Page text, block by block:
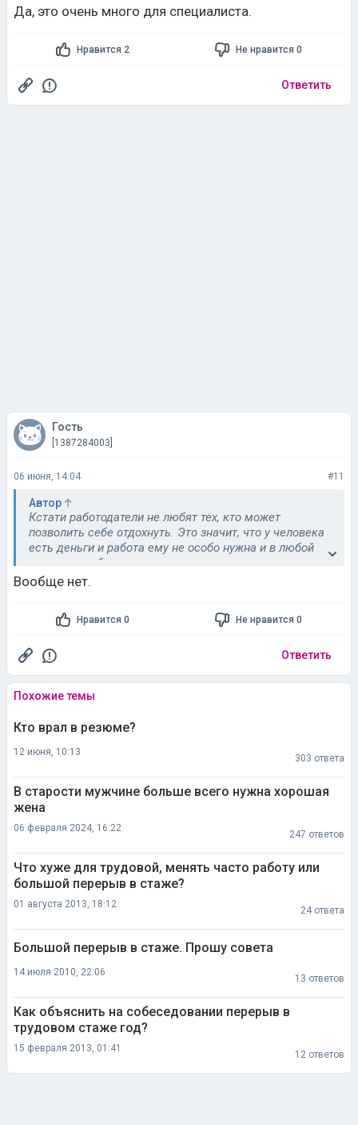
Да, это очень много для специалиста.
Нравится 2 Не нравится 0
Ответить
Гость
[1387284003]
06 июня, 14:04 #11
Автор
Кстати работодатели не любят тех, кто может
позволить себе отдохнуть. Это значит, что у человека
есть деньги и работа ему не особо нужна и в любой
момент он сбежит…
Вообще нет.
Нравится 0 Не нравится 0
Ответить
Похожие темы
Кто врал в резюме?
12 июня, 10:13
303 ответа
В старости мужчине больше всего нужна хорошая
жена
06 февраля 2024, 16:22
247 ответов
Что хуже для трудовой, менять часто работу или
большой перерыв в стаже?
01 августа 2013, 18:12
24 ответа
Большой перерыв в стаже. Прошу совета
14 июля 2010, 22:06
13 ответов
Как объяснить на собеседовании перерыв в
трудовом стаже год?
15 февраля 2013, 01:41
12 ответов